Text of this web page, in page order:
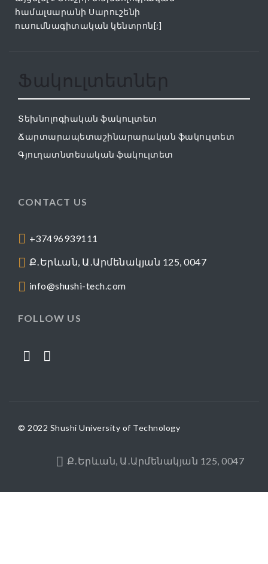
համալսարանի Սարուշենի
ուսումնագիտական կենտրոն[:]
Ֆակուլտետներ
Տեխնոլոգիական ֆակուլտետ
Ճարտարապետաշինարարական ֆակուլտետ
Գյուղատնտեսական ֆակուլտետ
CONTACT US
+37496939111
Ք․Երևան, Ա․Արմենակյան 125, 0047
info@shushi-tech.com
FOLLOW US
© 2022 Shushi University of Technology
Ք․Երևան, Ա․Արմենակյան 125, 0047